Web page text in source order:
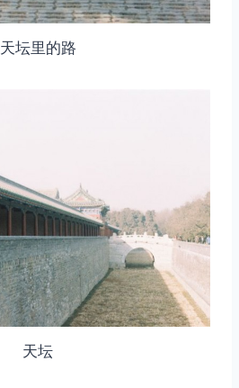
天坛里的路
天坛